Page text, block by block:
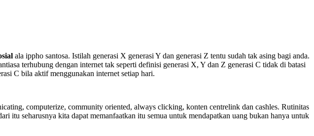
ala ippho santosa. Istilah generasi X generasi Y dan generasi Z tentu sudah tak asing bagi anda.
terhubung dengan internet tak seperti definisi generasi X, Y dan Z generasi C tidak di batasi
C bila aktif menggunakan internet setiap hari.
computerize, community oriented, always clicking, konten centrelink dan cashles. Rutinitas
itu seharusnya kita dapat memanfaatkan itu semua untuk mendapatkan uang bukan hanya untuk